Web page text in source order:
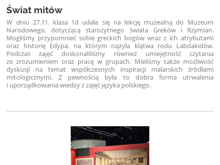
Świat mitów
W dniu 27.11. klasa 1d udała się na lekcję muzealną do Muzeum
Narodowego, dotyczącą starożytnego świata Greków i Rzymian.
Mogliśmy przypomnieć sobie greckich bogów wraz z ich atrybutami
oraz historię Edypa, na którym ciążyła klątwa rodu Labdakidów.
Podczas zajęć doskonaliliśmy również umiejętność czytania
ze zrozumieniem oraz pracę w grupach. Mieliśmy także możliwość
dyskusji na temat współczesnych inspiracji malarskich źródłami
mitologicznymi. Z pewnością była to dobra forma utrwalenia
i uporządkowania wiedzy z zajęć języka polskiego.